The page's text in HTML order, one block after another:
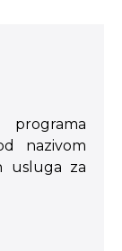
nazivom
usluga za